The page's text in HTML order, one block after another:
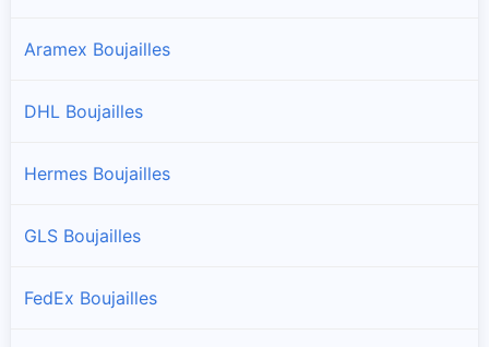
Aramex Boujailles
DHL Boujailles
Hermes Boujailles
GLS Boujailles
FedEx Boujailles